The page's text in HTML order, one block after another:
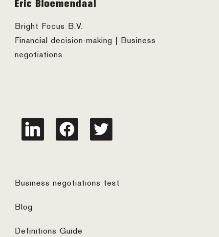
Eric Bloemendaal
Bright Focus B.V.
Financial decision-making | Business
negotiations
linkedin facebook twitter
Business negotiations test
Blog
Definitions Guide